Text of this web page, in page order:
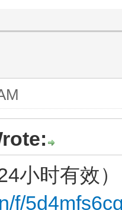
小时有效）
f/